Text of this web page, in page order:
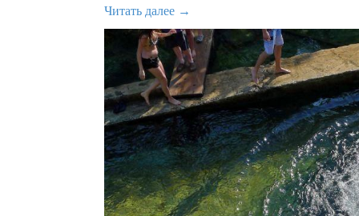
Читать далее →